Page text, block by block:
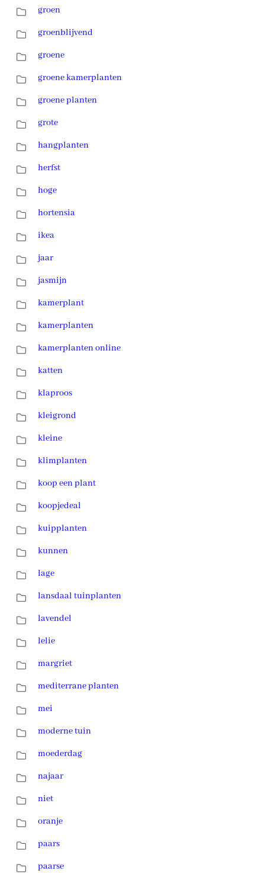
groen
groenblijvend
groene
groene kamerplanten
groene planten
grote
hangplanten
herfst
hoge
hortensia
ikea
jaar
jasmijn
kamerplant
kamerplanten
kamerplanten online
katten
klaproos
kleigrond
kleine
klimplanten
koop een plant
koopjedeal
kuipplanten
kunnen
lage
lansdaal tuinplanten
lavendel
lelie
margriet
mediterrane planten
mei
moderne tuin
moederdag
najaar
niet
oranje
paars
paarse